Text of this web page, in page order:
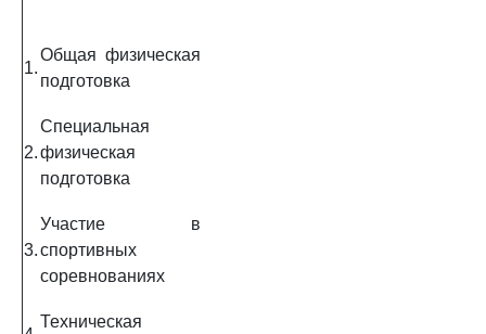
1.
Общая физическая
подготовка
2.
Специальная
физическая
подготовка
3.
Участие в
спортивных
соревнованиях
Техническая